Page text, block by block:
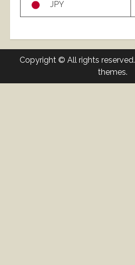
JPY
Copyright © All rights reserved.
themes.